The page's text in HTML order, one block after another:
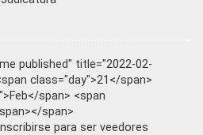
published" title="2022-02-
class="day">21</span>
span> <span
span>
para ser veedores